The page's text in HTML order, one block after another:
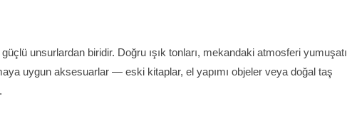
unsurlardan biridir. Doğru ışık tonları, mekandaki atmosferi
uygun aksesuarlar — eski kitaplar, el yapımı objeler veya doğal taş